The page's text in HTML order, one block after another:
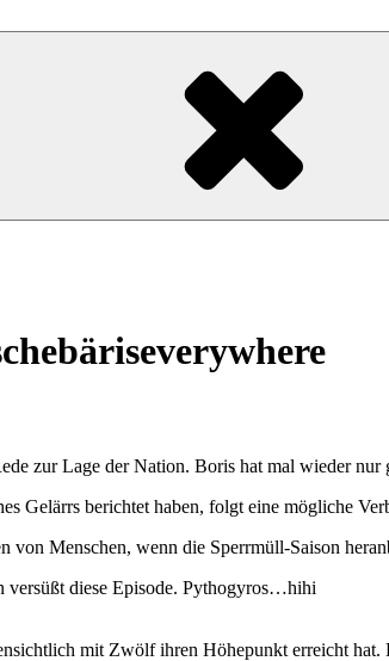
zur Lage der Nation. Boris hat mal wieder
Gelärrs berichtet haben, folgt eine mögliche
von Menschen, wenn die Sperrmüll-Saison
diese Episode. Pythogyros…hihi
mit Zwölf ihren Höhepunkt erreicht